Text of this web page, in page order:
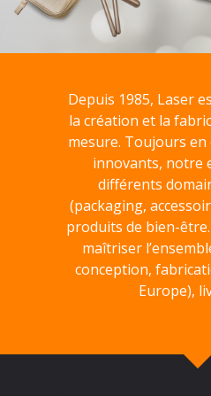
Depuis 1985, Laser
la création et la
mesure. Toujours
innovants, notre
différents
(packaging,
produits de bien-
maîtriser
conception,
Europe),